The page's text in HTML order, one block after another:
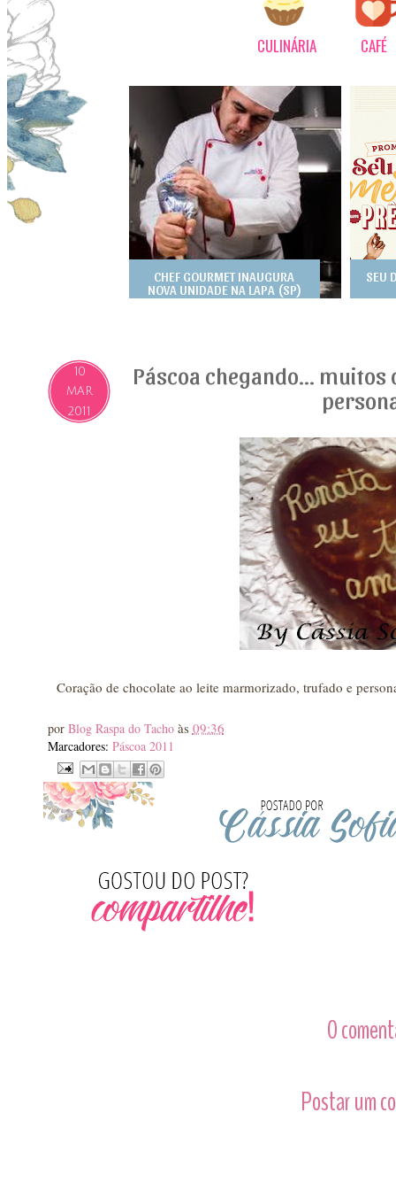
CULINÁRIA CAFÉ
CHEF GOURMET INAUGURA
NOVA UNIDADE NA LAPA (SP)
SEU
10
MAR
2011
Páscoa chegando... muitos
Coração de chocolate ao leite marmorizado, trufado e
por Blog Raspa do Tacho às 09:36
Marcadores: Páscoa 2011
0
Postar um